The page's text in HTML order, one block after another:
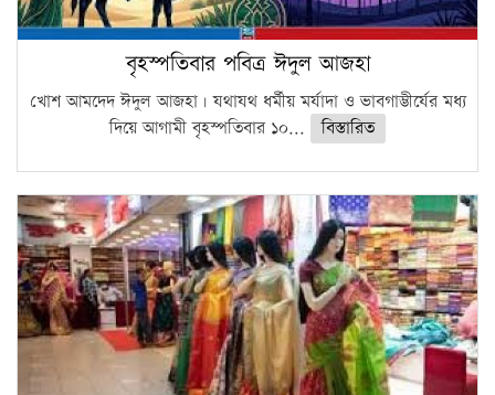
বৃহস্পতিবার পবিত্র ঈদুল আজহা
খোশ আমদেদ ঈদুল আজহা। যথাযথ ধর্মীয় মর্যাদা ও ভাবগাম্ভীর্যের মধ্য
দিয়ে আগামী বৃহস্পতিবার ১০...
বিস্তারিত